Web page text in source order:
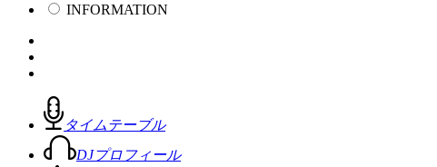
INFORMATION
タイムテーブル
DJプロフィール